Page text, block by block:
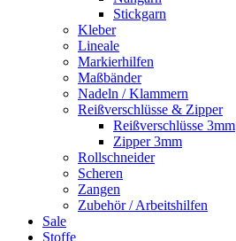
Stickgarn
Kleber
Lineale
Markierhilfen
Maßbänder
Nadeln / Klammern
Reißverschlüsse & Zipper
Reißverschlüsse 3mm
Zipper 3mm
Rollschneider
Scheren
Zangen
Zubehör / Arbeitshilfen
Sale
Stoffe